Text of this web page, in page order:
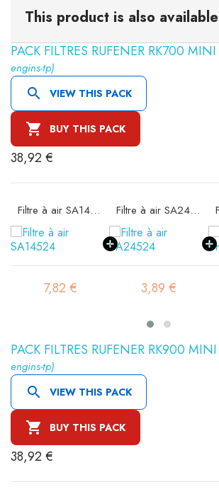
This product is also
PACK FILTRES RUFENER RK700
engins-tp)
 VIEW THIS PACK
 BUY THIS PACK
38,92 €
Filtre à air SA14524 Filtre à air SA24524
PACK FILTRES RUFENER RK900
engins-tp)
 VIEW THIS PACK
 BUY THIS PACK
38,92 €